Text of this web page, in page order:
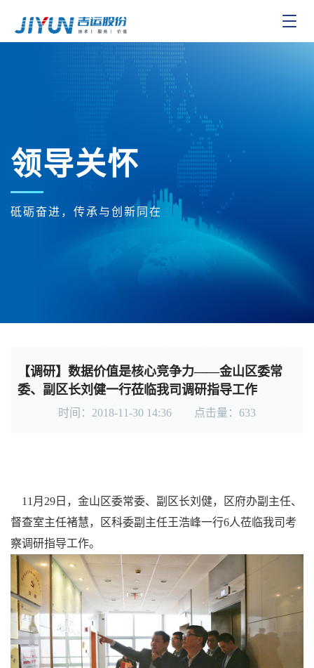
Toggle
领导关怀
砥砺奋进，传承与创新同在
【调研】数据价值是核心竞争力——金山区委常
委、副区长刘健一行莅临我司调研指导工作
时间：2018-11-30 14:36 点击量： 633
11月29日，金山区委常委、副区长刘健，区府办副主任、
督查室主任褚慧，区科委副主任王浩峰一行6人莅临我司考
察调研指导工作。